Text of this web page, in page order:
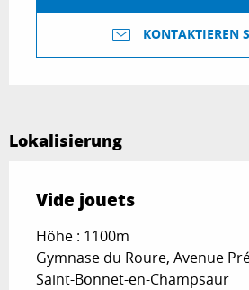
KONTAKTIEREN
Lokalisierung
Vide jouets
Höhe : 1100m
Gymnase du Roure, Avenue
Saint-Bonnet-en-Champsaur